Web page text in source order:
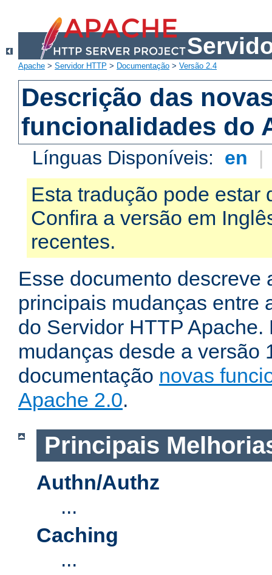
Apache > Servidor HTTP > Documentação > Versão 2.4
Descrição das
funcionalidades do
Línguas Disponíveis: en |
Esta tradução pode estar
Confira a versão em
recentes.
Esse documento descreve
principais mudanças entre
do Servidor HTTP Apache.
mudanças desde a versão
documentação novas
Apache 2.0.
Principais
Authn/Authz
...
Caching
...